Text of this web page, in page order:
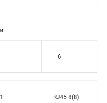
6
RJ45 8(8)